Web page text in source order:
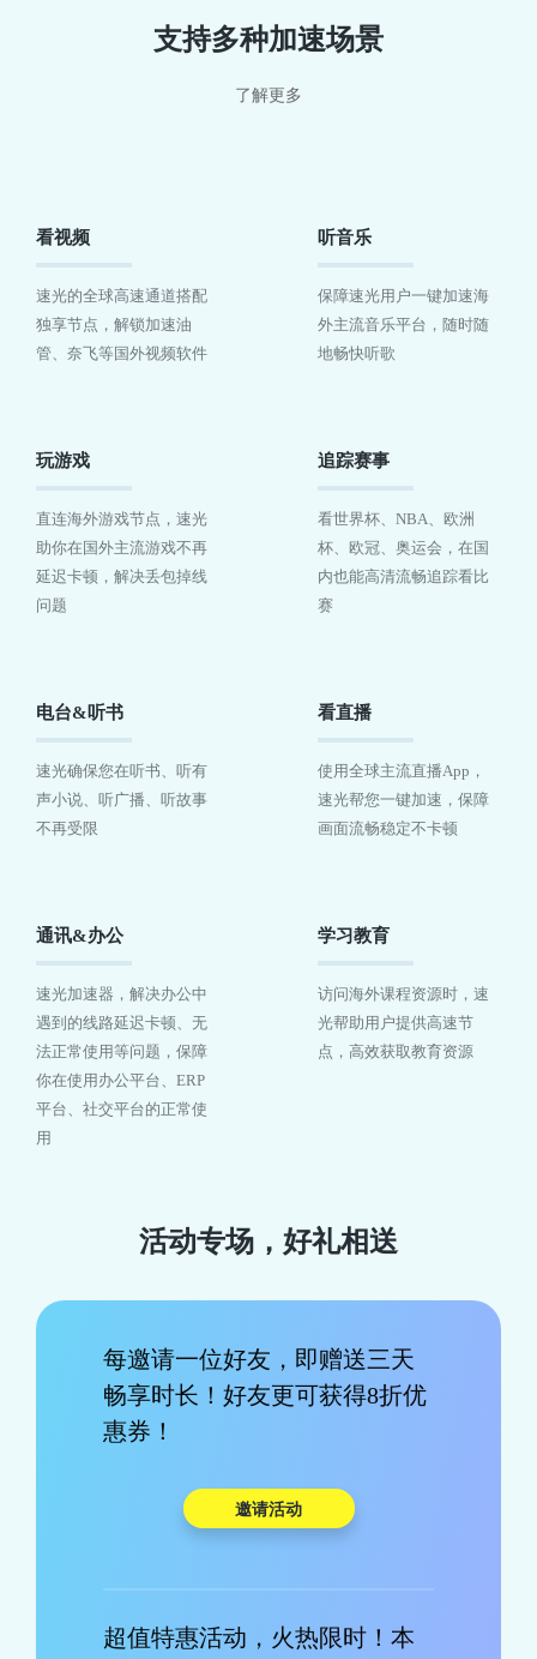
支持多种加速场景
了解更多
看视频
速光的全球高速通道搭配
独享节点，解锁加速油
管、奈飞等国外视频软件
听音乐
保障速光用户一键加速海
外主流音乐平台，随时随
地畅快听歌
玩游戏
直连海外游戏节点，速光
助你在国外主流游戏不再
延迟卡顿，解决丢包掉线
问题
追踪赛事
看世界杯、NBA、欧洲
杯、欧冠、奥运会，在国
内也能高清流畅追踪看比
赛
电台&听书
速光确保您在听书、听有
声小说、听广播、听故事
不再受限
看直播
使用全球主流直播App，
速光帮您一键加速，保障
画面流畅稳定不卡顿
通讯&办公
速光加速器，解决办公中
遇到的线路延迟卡顿、无
法正常使用等问题，保障
你在使用办公平台、ERP
平台、社交平台的正常使
用
学习教育
访问海外课程资源时，速
光帮助用户提供高速节
点，高效获取教育资源
活动专场，好礼相送
每邀请一位好友，即赠送三天
畅享时长！好友更可获得8折优
惠券！
邀请活动
超值特惠活动，火热限时！本